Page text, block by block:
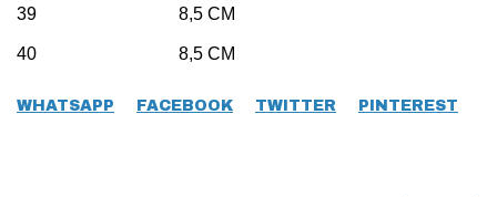
39 8,5 CM
40 8,5 CM
WHATSAPP FACEBOOK TWITTER PINTEREST